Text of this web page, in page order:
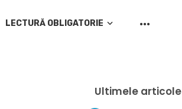
LECTURĂ OBLIGATORIE
Ultimele articole